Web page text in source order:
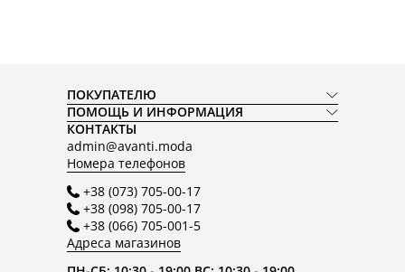
ПОКУПАТЕЛЮ
ПОМОЩЬ И ИНФОРМАЦИЯ
КОНТАКТЫ
admin@avanti.moda
Номера телефонов
+38 (073) 705-00-17
+38 (098) 705-00-17
+38 (066) 705-001-5
Адреса магазинов